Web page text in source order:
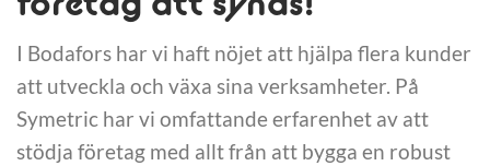
I Bodafors har vi haft nöjet att hjälpa flera kunder
att utveckla och växa sina verksamheter. På
Symetric har vi omfattande erfarenhet av att
stödja företag med allt från att bygga en robust